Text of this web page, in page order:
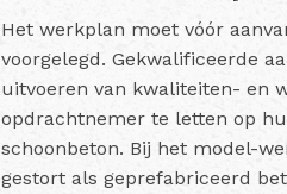
Het werkplan moet vóór
voorgelegd. Gekwalificeerde
uitvoeren van kwaliteiten- en
opdrachtnemer te letten op
schoonbeton. Bij het model-
gestort als geprefabriceerd